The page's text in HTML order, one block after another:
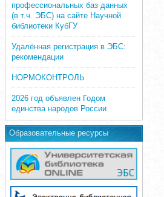
профессиональных баз данных
(в т.ч. ЭБС) на сайте Научной
библиотеки КубГУ
Удалённая регистрация в ЭБС:
рекомендации
НОРМОКОНТРОЛЬ
2026 год объявлен Годом
единства народов России
Образовательные ресурсы